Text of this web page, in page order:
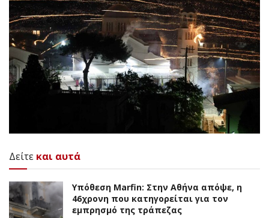
Δείτε και αυτά
Υπόθεση Marfin: Στην Αθήνα απόψε, η
46χρονη που κατηγορείται για τον
εμπρησμό της τράπεζας